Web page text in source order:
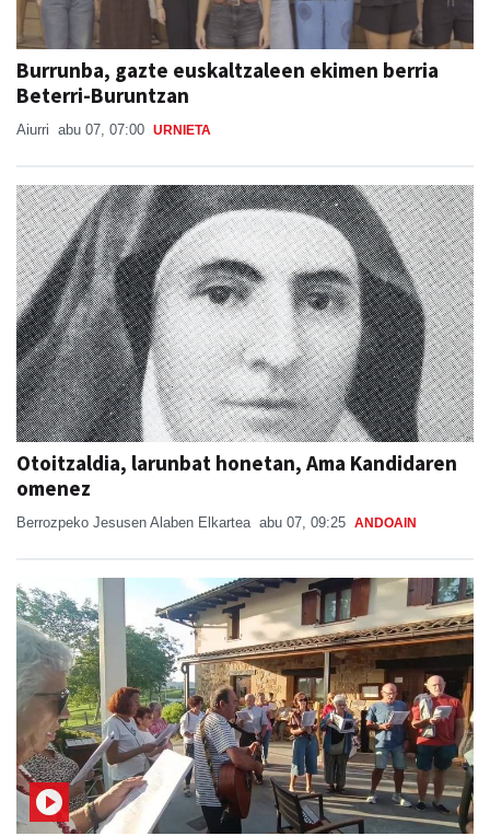
Burrunba, gazte euskaltzaleen ekimen berria
Beterri-Buruntzan
Aiurri abu 07, 07:00 URNIETA
Otoitzaldia, larunbat honetan, Ama Kandidaren
omenez
Berrozpeko Jesusen Alaben Elkartea abu 07, 09:25 ANDOAIN